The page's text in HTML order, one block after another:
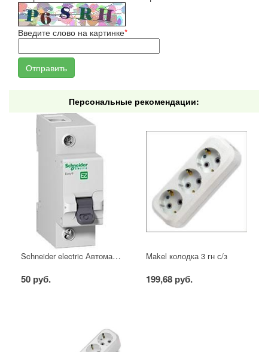
Введите слово на картинке*
Персональные рекомендации:
Schneider electric Автоматический выключатель 1/40А
50 руб.
Makel колодка 3 гн с/з
199,68 руб.